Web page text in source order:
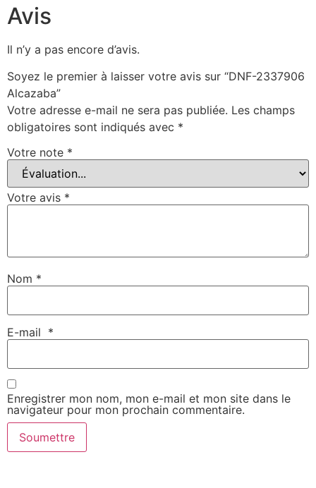
Avis
Il n’y a pas encore d’avis.
Soyez le premier à laisser votre avis sur “DNF-2337906
Alcazaba”
Votre adresse e-mail ne sera pas publiée. Les champs
obligatoires sont indiqués avec *
Votre note *
Votre avis *
Nom *
E-mail *
Enregistrer mon nom, mon e-mail et mon site dans le
navigateur pour mon prochain commentaire.